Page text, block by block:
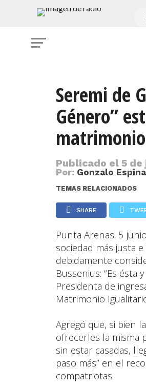
Seremi de
Género”
Publicado el5 de
Por: Gonzalo Espina
TEMAS RELACIONADOS
SHARE
Punta Arenas. 5
sociedad más justa
debidamente
Bussenius: “Es
Presidenta de
Matrimonio
Agregó que, si bien
ofrecerles la misma
sin estar casadas,
paso más” en el
compatriotas.